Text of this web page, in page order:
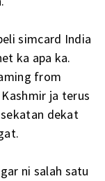
simcard India
ka apa ka.
from
ja terus
dekat
ni salah satu